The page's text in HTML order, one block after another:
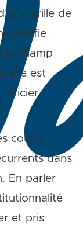
grille de
justifie
le champ
elle est
coups
dans
En parler
et pris